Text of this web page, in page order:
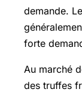
demande.
forte
Au marché
des truffes